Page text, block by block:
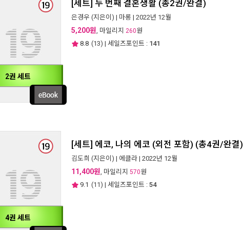
2권 세트
[세트] 두 번째 결혼생활 (총2권/완결)
은경우 (지은이) | 마롱 | 2022년 12월
5,200원, 마일리지 260원
8.8 (13) | 세일즈포인트 : 141
4권 세트
[세트] 에코, 나의 에코 (외전 포함) (총4권/완결)
김도희 (지은이) | 에클라 | 2022년 12월
11,400원, 마일리지 570원
9.1 (11) | 세일즈포인트 : 54